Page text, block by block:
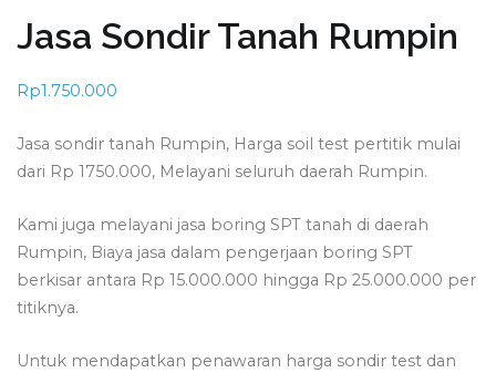
Jasa Sondir Tanah Rumpin
Rp1.750.000
Jasa sondir tanah Rumpin, Harga soil test pertitik mulai
dari Rp 1750.000, Melayani seluruh daerah Rumpin.
Kami juga melayani jasa boring SPT tanah di daerah
Rumpin, Biaya jasa dalam pengerjaan boring SPT
berkisar antara Rp 15.000.000 hingga Rp 25.000.000 per
titiknya.
Untuk mendapatkan penawaran harga sondir test dan